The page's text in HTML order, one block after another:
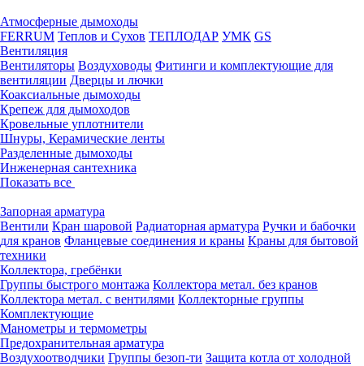
Атмосферные дымоходы
FERRUM Теплов и Сухов ТЕПЛОДАР УМК GS
Вентиляция
Вентиляторы Воздуховоды Фитинги и комплектующие для
вентиляции Дверцы и лючки
Коаксиальные дымоходы
Крепеж для дымоходов
Кровельные уплотнители
Шнуры, Керамические ленты
Разделенные дымоходы
Инженерная сантехника
Показать все
Запорная арматура
Вентили Кран шаровой Радиаторная арматура Ручки и бабочки
для кранов Фланцевые соединения и краны Краны для бытовой
техники
Коллектора, гребёнки
Группы быстрого монтажа Коллектора метал. без кранов
Коллектора метал. с вентилями Коллекторные группы
Комплектующие
Манометры и термометры
Предохранительная арматура
Воздухоотводчики Группы безоп-ти Защита котла от холодной